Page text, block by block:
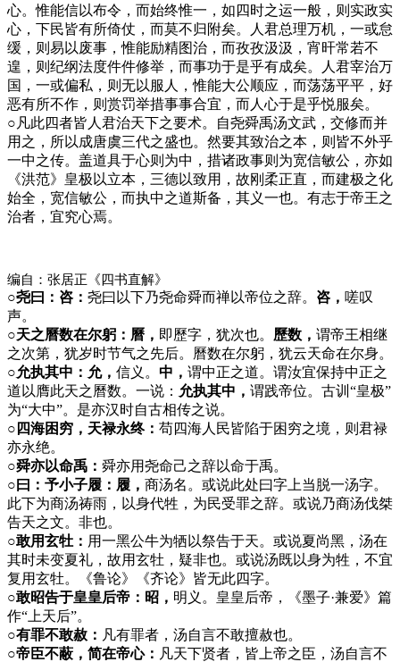
心。惟能信以布令，而始终惟一，如四时之运一般，则实政实
心，下民皆有所倚仗，而莫不归附矣。人君总理万机，一或怠
缓，则易以废事，惟能励精图治，而孜孜汲汲，宵旰常若不
遑，则纪纲法度件件修举，而事功于是乎有成矣。人君宰治万
国，一或偏私，则无以服人，惟能大公顺应，而荡荡平平，好
恶有所不作，则赏罚举措事事合宜，而人心于是乎悦服矣。
○ 凡此四者皆人君治天下之要术。自尧舜禹汤文武，交修而并
用之，所以成唐虞三代之盛也。然要其致治之本，则皆不外乎
一中之传。盖道具于心则为中，措诸政事则为宽信敏公，亦如
《洪范》皇极以立本，三德以致用，故刚柔正直，而建极之化
始全，宽信敏公，而执中之道斯备，其义一也。有志于帝王之
治者，宜究心焉。
编自：张居正《四书直解》
○尧曰：咨： 尧曰以下乃尧命舜而禅以帝位之辞。 咨， 嗟叹
声。
○天之曆数在尔躬：曆， 即歷字，犹次也。 歷数， 谓帝王相继
之次第，犹岁时节气之先后。曆数在尔躬，犹云天命在尔身。
○允执其中：允， 信义。 中， 谓中正之道。谓汝宜保持中正之
道以膺此天之曆数。一说： 允执其中， 谓践帝位。古训“皇极”
为“大中”。是亦汉时自古相传之说。
○四海困穷，天禄永终： 苟四海人民皆陷于困穷之境，则君禄
亦永绝。
○舜亦以命禹： 舜亦用尧命己之辞以命于禹。
○曰：予小子履：履， 商汤名。或说此处曰字上当脱一汤字。
此下为商汤祷雨，以身代牲，为民受罪之辞。或说乃商汤伐桀
告天之文。非也。
○敢用玄牡： 用一黑公牛为牺以祭告于天。或说夏尚黑，汤在
其时未变夏礼，故用玄牡，疑非也。或说汤既以身为牲，不宜
复用玄牡。《鲁论》《齐论》皆无此四字。
○敢昭告于皇皇后帝：昭， 明义。皇皇后帝，《墨子·兼爱》篇
作“上天后”。
○有罪不敢赦： 凡有罪者，汤自言不敢擅赦也。
○帝臣不蔽，简在帝心： 凡天下贤者，皆上帝之臣，汤自言不